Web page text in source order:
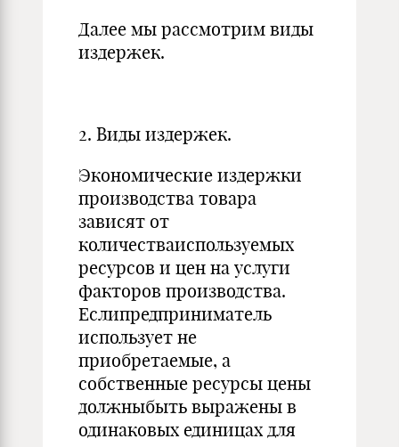
Далее мы рассмотрим виды
издержек.
2. Виды издержек.
Экономические издержки
производства товара
зависят от
количестваиспользуемых
ресурсов и цен на услуги
факторов производства.
Еслипредприниматель
использует не
приобретаемые, а
собственные ресурсы цены
должныбыть выражены в
одинаковых единицах для